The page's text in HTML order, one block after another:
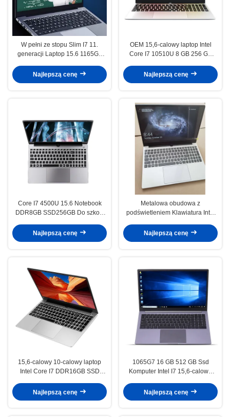
W pełni ze stopu Slim I7 11.
generacji Laptop 15.6 1165G7
danych w biurze gier
Najlepszą cenę
OEM 15,6-calowy laptop Intel
Core I7 10510U 8 GB 256 GB
Najlepszą cenę
Core I7 4500U 15.6 Notebook
DDR8GB SSD256GB Do szkoły
Najlepszą cenę
Metalowa obudowa z
podświetleniem Klawiatura Intel
Najlepszą cenę
15,6-calowy 10-calowy laptop
Intel Core I7 DDR16GB SSD
Najlepszą cenę
1065G7 16 GB 512 GB Ssd
Komputer Intel I7 15,6-calowa
palca
Najlepszą cenę